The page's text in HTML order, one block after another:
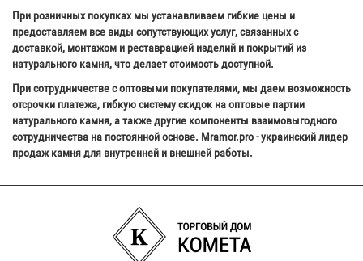
При розничных покупках мы устанавливаем гибкие цены и
предоставляем все виды сопутствующих услуг, связанных с
доставкой, монтажом и реставрацией изделий и покрытий из
натурального камня, что делает стоимость доступной.
При сотрудничестве с оптовыми покупателями, мы даем возможность
отсрочки платежа, гибкую систему скидок на оптовые партии
натурального камня, а также другие компоненты взаимовыгодного
сотрудничества на постоянной основе. Mramor.pro - украинский лидер
продаж камня для внутренней и внешней работы.